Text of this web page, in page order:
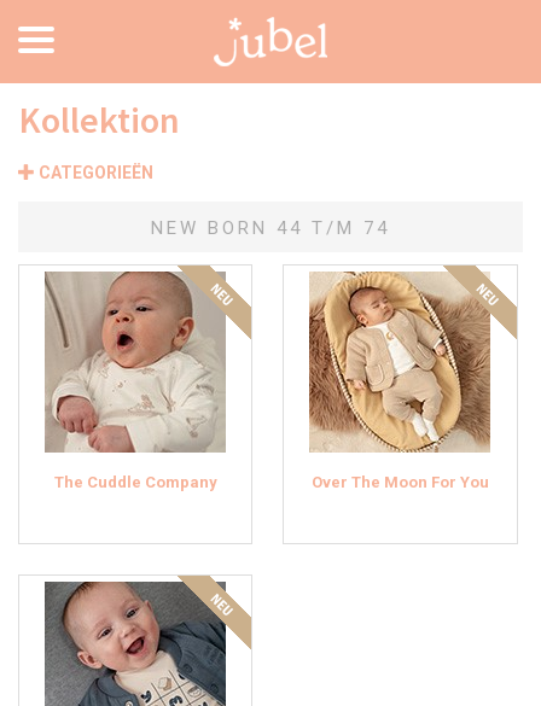
Kollektion
CATEGORIEËN
NEW BORN 44 T/M 74
The Cuddle Company Over The Moon For You